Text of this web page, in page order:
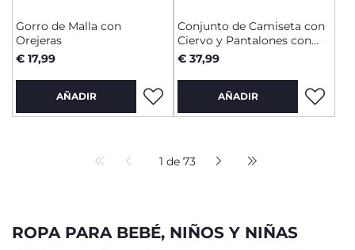
Gorro de Malla con
Orejeras
€ 17,99
AÑADIR
Conjunto de Camiseta con
Ciervo y Pantalones con
Flores
€ 37,99
AÑADIR
1 de 73
ROPA PARA BEBÉ, NIÑOS Y NIÑAS